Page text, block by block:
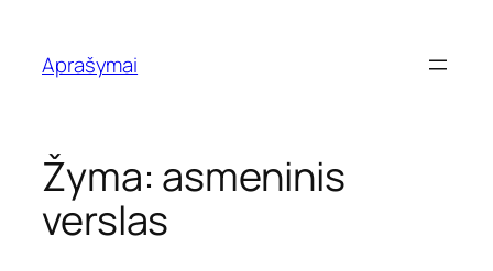
turinio
Aprašymai
Žyma: asmeninis
verslas